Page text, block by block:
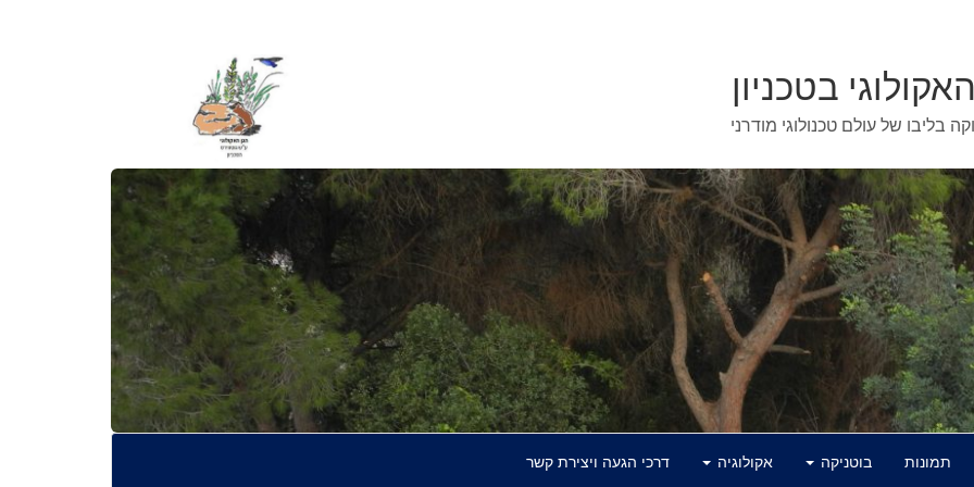
בטכניון
בליבו של עולם טכנולוגי מודרני
תמונות בוטניקה אקולוגיה דרכי הגעה ויצירת קשר